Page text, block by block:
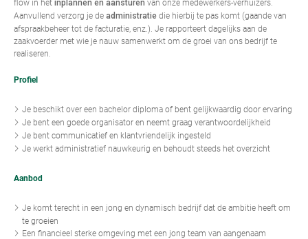
inplannen en aansturen
Aanvullend verzorg je de administratie die hierbij te pas komt (gaande van
afspraakbeheer tot de facturatie, enz.). Je rapporteert dagelijks aan de
zaakvoerder met wie je nauw samenwerkt om de groei van ons bedrijf te
realiseren.
Profiel
Je beschikt over een bachelor diploma of bent gelijkwaardig door ervaring
Je bent een goede organisator en neemt graag verantwoordelijkheid
Je bent communicatief en klantvriendelijk ingesteld
Je werkt administratief nauwkeurig en behoudt steeds het overzicht
Aanbod
Je komt terecht in een jong en dynamisch bedrijf dat de ambitie heeft om
te groeien
Een financieel sterke omgeving met een jong team van aangenaam